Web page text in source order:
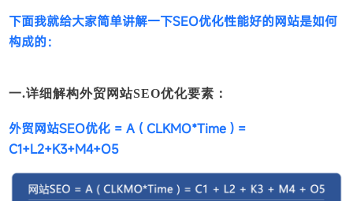
下面我就给大家简单讲解一下SEO优化性能好的网站是如何
构成的：
一.详细解构外贸网站SEO优化要素：
外贸网站SEO优化 = A ( CLKMO*Time ) =
C1+L2+K3+M4+O5